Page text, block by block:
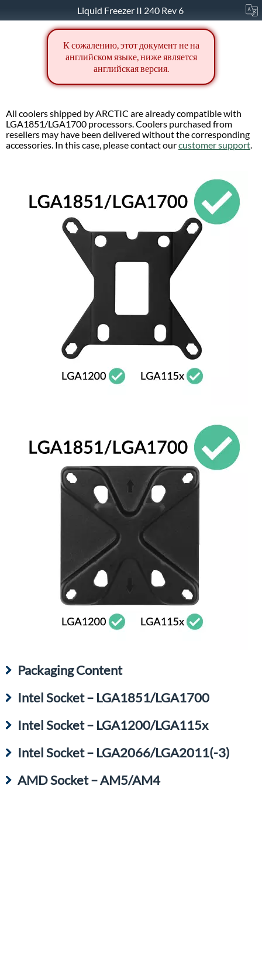
Liquid Freezer II 240 Rev 6
К сожалению, этот документ не на
английском языке, ниже является
английская версия.
All coolers shipped by ARCTIC are already compatible with
LGA1851/LGA1700 processors. Coolers purchased from
resellers may have been delivered without the corresponding
accessories. In this case, please contact ourcustomer support.
Packaging Content
Intel Socket – LGA1851/LGA1700
Intel Socket – LGA1200/LGA115x
Intel Socket – LGA2066/LGA2011(-3)
AMD Socket – AM5/AM4